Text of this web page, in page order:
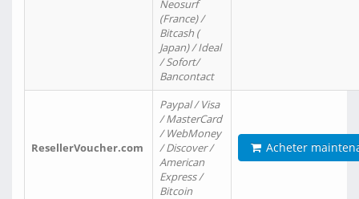
Neosurf
(France) /
Bitcash (
Japan) / Ideal
/ Sofort/
Bancontact
ResellerVoucher.com
Paypal / Visa
/ MasterCard
/ WebMoney
/ Discover /
American
Express /
Bitcoin
Acheter